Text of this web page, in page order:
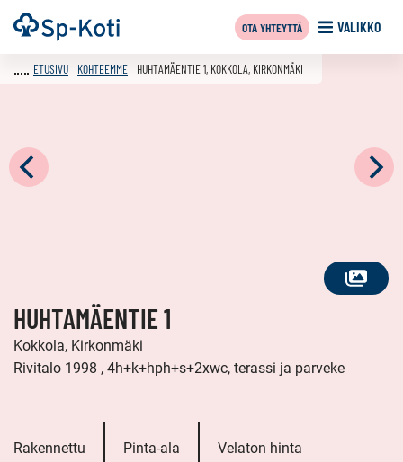
Siirry
sisältöön
Etusivu VALIKKO
OTA YHTEYTTÄ
KATSO
ETUSIVU KOHTEEMME HUHTAMÄENTIE 1, KOKKOLA, KIRKONMÄKI
HUHTAMÄENTIE 1
Kokkola, Kirkonmäki
Rivitalo 1998 , 4h+k+hph+s+2xwc, terassi ja parveke
Rakennettu Pinta-ala Velaton hinta